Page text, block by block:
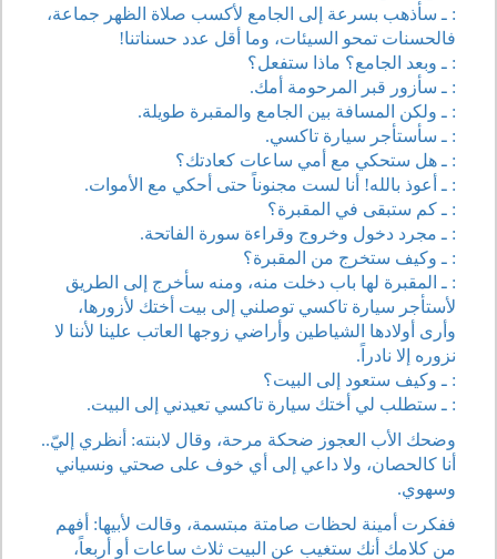
: ـ سأذهب بسرعة إلى الجامع لأكسب صلاة الظهر جماعة،
فالحسنات تمحو السيئات، وما أقل عدد حسناتنا!
: ـ وبعد الجامع؟ ماذا ستفعل؟
: ـ سأزور قبر المرحومة أمك.
: ـ ولكن المسافة بين الجامع والمقبرة طويلة.
: ـ سأستأجر سيارة تاكسي.
: ـ هل ستحكي مع أمي ساعات كعادتك؟
: ـ أعوذ بالله! أنا لست مجنوناً حتى أحكي مع الأموات.
: ـ كم ستبقى في المقبرة؟
: ـ مجرد دخول وخروج وقراءة سورة الفاتحة.
: ـ وكيف ستخرج من المقبرة؟
: ـ المقبرة لها باب دخلت منه، ومنه سأخرج إلى الطريق
لأستأجر سيارة تاكسي توصلني إلى بيت أختك لأزورها،
وأرى أولادها الشياطين وأراضي زوجها العاتب علينا لأننا لا
نزوره إلا نادراً.
: ـ وكيف ستعود إلى البيت؟
: ـ ستطلب لي أختك سيارة تاكسي تعيدني إلى البيت.
وضحك الأب العجوز ضحكة مرحة، وقال لابنته: أنظري إليّ..
أنا كالحصان، ولا داعي إلى أي خوف على صحتي ونسياني
وسهوي.
ففكرت أمينة لحظات صامتة مبتسمة، وقالت لأبيها: أفهم
من كلامك أنك ستغيب عن البيت ثلاث ساعات أو أربعاً،